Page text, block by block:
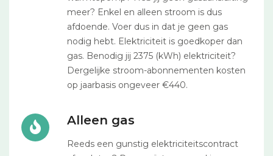
meer? Enkel en alleen stroom is dus
afdoende. Voer dus in dat je geen gas
nodig hebt. Elektriciteit is goedkoper dan
gas. Benodig jij 2375 (kWh) elektriciteit?
Dergelijke stroom-abonnementen kosten
op jaarbasis ongeveer €440.
Alleen gas
Reeds een gunstig elektriciteitscontract